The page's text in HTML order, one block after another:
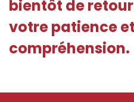
bientôt de
votre patience
compréhension.